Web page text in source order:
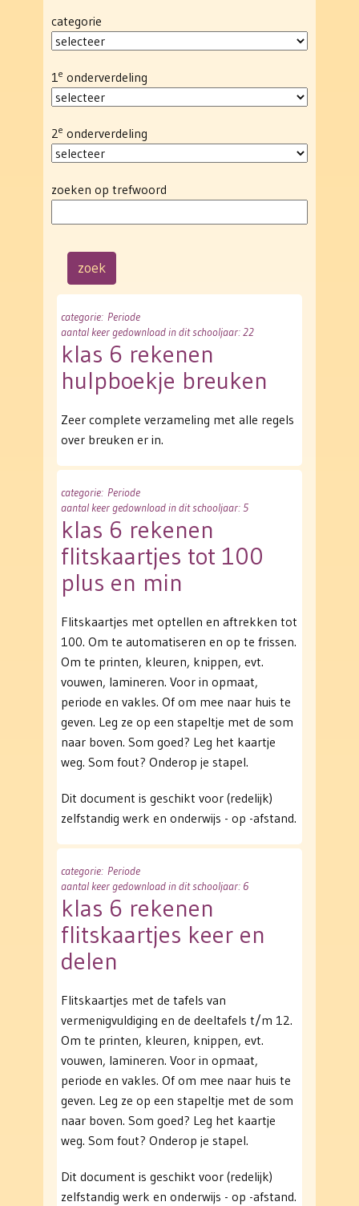
categorie
1e onderverdeling
2e onderverdeling
zoeken op trefwoord
categorie: Periode
aantal keer gedownload in dit schooljaar: 22
klas 6 rekenen
hulpboekje breuken
Zeer complete verzameling met alle regels
over breuken er in.
categorie: Periode
aantal keer gedownload in dit schooljaar: 5
klas 6 rekenen
flitskaartjes tot 100
plus en min
Flitskaartjes met optellen en aftrekken tot
100. Om te automatiseren en op te frissen.
Om te printen, kleuren, knippen, evt.
vouwen, lamineren. Voor in opmaat,
periode en vakles. Of om mee naar huis te
geven. Leg ze op een stapeltje met de som
naar boven. Som goed? Leg het kaartje
weg. Som fout? Onderop je stapel.
Dit document is geschikt voor (redelijk)
zelfstandig werk en onderwijs - op -afstand.
categorie: Periode
aantal keer gedownload in dit schooljaar: 6
klas 6 rekenen
flitskaartjes keer en
delen
Flitskaartjes met de tafels van
vermenigvuldiging en de deeltafels t/m 12.
Om te printen, kleuren, knippen, evt.
vouwen, lamineren. Voor in opmaat,
periode en vakles. Of om mee naar huis te
geven. Leg ze op een stapeltje met de som
naar boven. Som goed? Leg het kaartje
weg. Som fout? Onderop je stapel.
Dit document is geschikt voor (redelijk)
zelfstandig werk en onderwijs - op -afstand.